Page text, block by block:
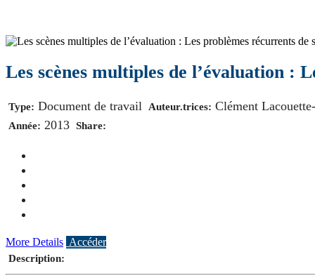
Les scènes multiples de l’évaluation :
Type: Document de travail Auteur.trices: Clément
Année: 2013 Share:
More Details Accéder
Description: